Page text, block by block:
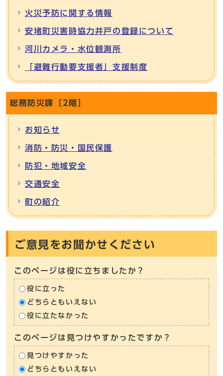
火災予防に関する情報
安堵町災害時協力井戸の登録について
河川カメラ・水位観測所
「避難行動要支援者」支援制度
総務防災課［2階］
お知らせ
消防・防災・国民保護
防犯・地域安全
交通安全
町の紹介
ご意見をお聞かせください
このページは役に立ちましたか？
役に立った
どちらともいえない
役に立たなかった
このページは見つけやすかったですか？
見つけやすかった
どちらともいえない